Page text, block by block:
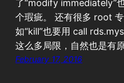
了“modify immediately”
个瑕疵。 还有很多 root
如“kill”也要用 call
这么多局限，自然也是有
February 17, 2016